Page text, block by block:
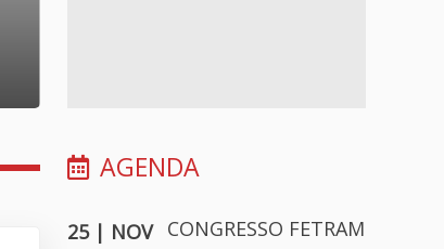
AGENDA
25 | NOV CONGRESSO FETRAM